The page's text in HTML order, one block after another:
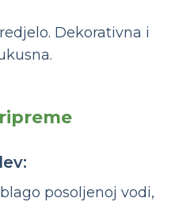
Dekorativna i
posoljenoj vodi,